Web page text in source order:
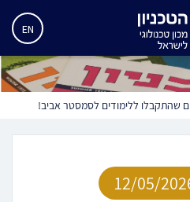
EN
שהתקבלו ללימודים לסמסטר אביב!
12/05/